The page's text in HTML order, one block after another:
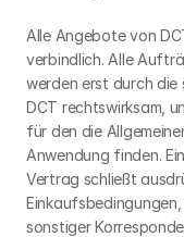
Alle Angebote von
verbindlich. Alle
werden erst durch
DCT rechtswirksam,
für den die
Anwendung finden.
Vertrag schließt
sonstiger